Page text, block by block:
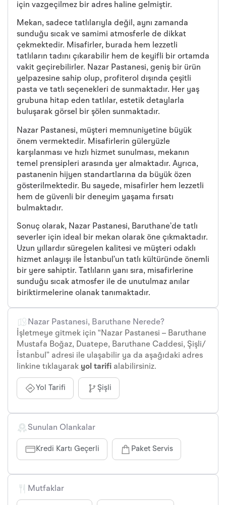
için vazgeçilmez bir adres haline gelmiştir.
Mekan, sadece tatlılarıyla değil, aynı zamanda
sunduğu sıcak ve samimi atmosferle de dikkat
çekmektedir. Misafirler, burada hem lezzetli
tatlıların tadını çıkarabilir hem de keyifli bir ortamda
vakit geçirebilirler. Nazar Pastanesi, geniş bir ürün
yelpazesine sahip olup, profiterol dışında çeşitli
pasta ve tatlı seçenekleri de sunmaktadır. Her yaş
grubuna hitap eden tatlılar, estetik detaylarla
buluşarak görsel bir şölen sunmaktadır.
Nazar Pastanesi, müşteri memnuniyetine büyük
önem vermektedir. Misafirlerin güleryüzle
karşılanması ve hızlı hizmet sunulması, mekanın
temel prensipleri arasında yer almaktadır. Ayrıca,
pastanenin hijyen standartlarına da büyük özen
gösterilmektedir. Bu sayede, misafirler hem lezzetli
hem de güvenli bir deneyim yaşama fırsatı
bulmaktadır.
Sonuç olarak, Nazar Pastanesi, Baruthane’de tatlı
severler için ideal bir mekan olarak öne çıkmaktadır.
Uzun yıllardır süregelen kalitesi ve müşteri odaklı
hizmet anlayışı ile İstanbul’un tatlı kültüründe önemli
bir yere sahiptir. Tatlıların yanı sıra, misafirlerine
sunduğu sıcak atmosfer ile de unutulmaz anılar
biriktirmelerine olanak tanımaktadır.
Nazar Pastanesi, Baruthane Nerede?
İşletmeye gitmek için “Nazar Pastanesi – Baruthane
Mustafa Boğaz, Duatepe, Baruthane Caddesi, Şişli/
İstanbul” adresi ile ulaşabilir ya da aşağıdaki adres
linkine tıklayarak yol tarifi alabilirsiniz.
Yol Tarifi Şişli
Sunulan Olankalar
Kredi Kartı Geçerli Paket Servis
Mutfaklar